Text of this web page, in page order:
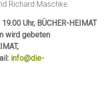
Richard Maschke.
Uhr, BÜCHER-HEIMAT
wird gebeten
info@die-